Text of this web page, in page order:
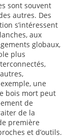
sont souvent
autres. Des
s’intéressent
aux
globaux,
plus
une
bois mort peut
de
de la
première
et d’outils.